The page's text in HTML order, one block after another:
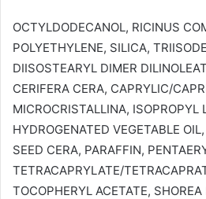
OCTYLDODECANOL, RICINUS
POLYETHYLENE, SILICA,
DIISOSTEARYL DIMER
CERIFERA CERA, CAPRYLIC/
MICROCRISTALLINA, ISOPROPYL
HYDROGENATED VEGETABLE
SEED CERA, PARAFFIN,
TETRACAPRYLATE/
TOCOPHERYL ACETATE,